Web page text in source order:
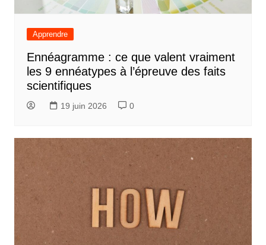
Apprendre
Ennéagramme : ce que valent vraiment
les 9 ennéatypes à l’épreuve des faits
scientifiques
19 juin 2026 0